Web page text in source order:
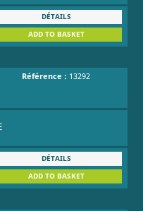
DÉTAILS
ADD TO BASKET
Référence : 13292
DÉTAILS
ADD TO BASKET